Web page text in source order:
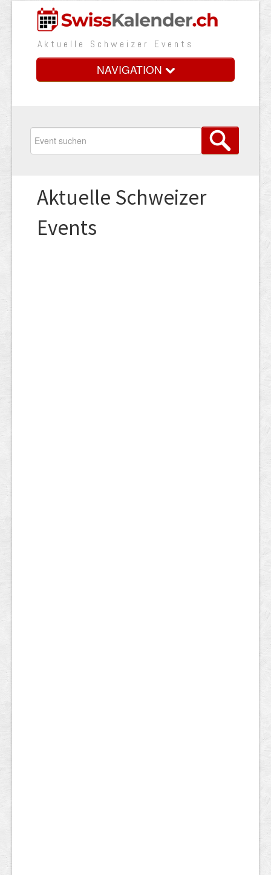
Aktuelle Schweizer Events
NAVIGATION
Vorteile
Medienbooster
Event erfassen
Aktuelle Schweizer
Events